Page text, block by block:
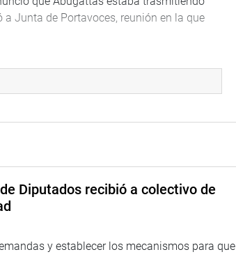
Junta de Portavoces, reunión en la que
la sesión pasada las cuatro de la
fue caldeado, áspero y con algunos
bancada para poder expresarse. Fue
se le comunique a Abugattas las
la acusación había sido comunicada por
José León (PP) para que la Comisión de
fue rechazado por la mayoría del Pleno.
y el Reglamento del Congreso. La
Diputados recibió a colectivo de
y establecer los mecanismos para que